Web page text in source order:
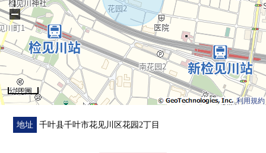
利用規約
100 m
−
地址 千叶县千叶市花见川区花园2丁目